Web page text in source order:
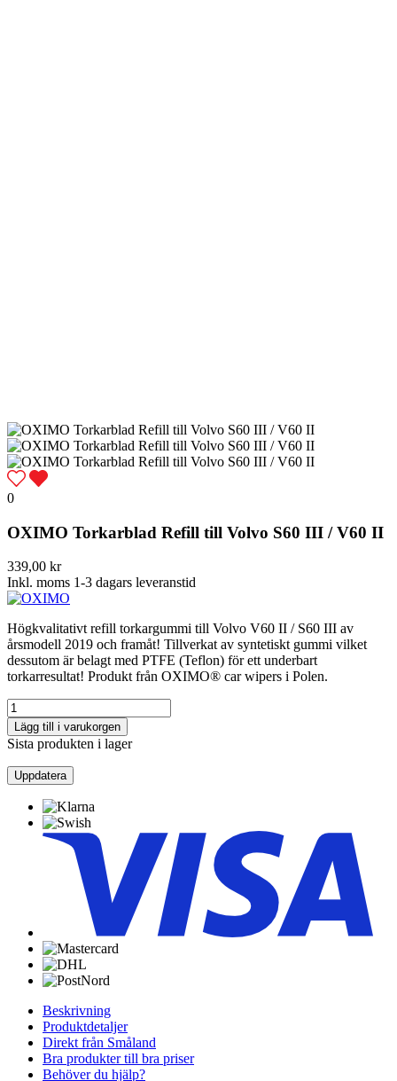
0
OXIMO Torkarblad Refill till Volvo S60 III / V60 II
339,00 kr
Inkl. moms 1-3 dagars leveranstid
Högkvalitativt refill torkargummi till Volvo V60 II / S60 III av
årsmodell 2019 och framåt! Tillverkat av syntetiskt gummi vilket
dessutom är belagt med PTFE (Teflon) för ett underbart
torkarresultat! Produkt från OXIMO® car wipers i Polen.
Lägg till i varukorgen
Sista produkten i lager
Beskrivning
Produktdetaljer
Direkt från Småland
Bra produkter till bra priser
Behöver du hjälp?